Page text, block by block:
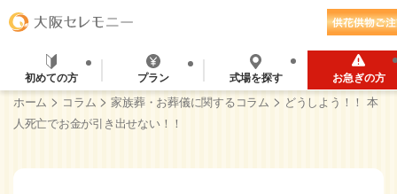
初めての方 プラン 式場を探す お急ぎの方
ホーム > コラム >家族葬・お葬儀に関するコラム > どうしよう！！ 本
人死亡でお金が引き出せない！！